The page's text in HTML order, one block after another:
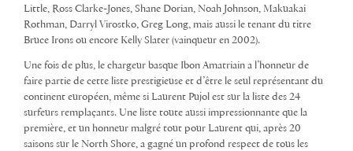
Little, Ross Clarke-Jones, Shane Dorian, Noah Johnson, Makuakai
Rothman, Darryl Virostko, Greg Long, mais aussi le tenant du titre
Bruce Irons ou encore Kelly Slater (vainqueur en 2002).
Une fois de plus, le chargeur basque Ibon Amatriain a l’honneur de
faire partie de cette liste prestigieuse et d’être le seul représentant du
continent européen, même si Laurent Pujol est sur la liste des 24
surfeurs remplaçants. Une liste toute aussi impressionnante que la
première, et un honneur malgré tout pour Laurent qui, après 20
saisons sur le North Shore, a gagné un profond respect de tous les